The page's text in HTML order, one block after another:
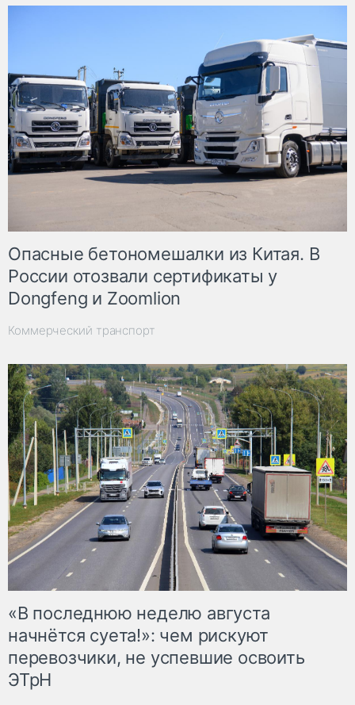
Опасные бетономешалки из Китая. В
России отозвали сертификаты у
Dongfeng и Zoomlion
Коммерческий транспорт
«В последнюю неделю августа
начнётся суета!»: чем рискуют
перевозчики, не успевшие освоить
ЭТрН